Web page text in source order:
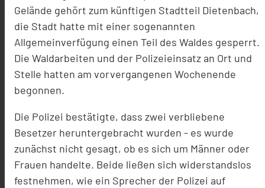
Gelände gehört zum künftigen Stadtteil Dietenbach,
die Stadt hatte mit einer sogenannten
Allgemeinverfügung einen Teil des Waldes gesperrt.
Die Waldarbeiten und der Polizeieinsatz an Ort und
Stelle hatten am vorvergangenen Wochenende
begonnen.
Die Polizei bestätigte, dass zwei verbliebene
Besetzer heruntergebracht wurden - es wurde
zunächst nicht gesagt, ob es sich um Männer oder
Frauen handelte. Beide ließen sich widerstandslos
festnehmen, wie ein Sprecher der Polizei auf